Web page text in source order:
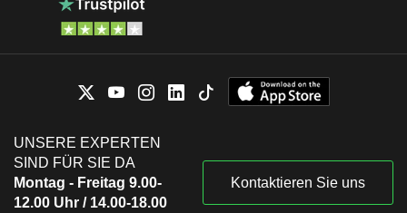
UNSERE EXPERTEN
SIND FÜR SIE DA
Montag - Freitag 9.00-
12.00 Uhr / 14.00-18.00
Kontaktieren Sie uns